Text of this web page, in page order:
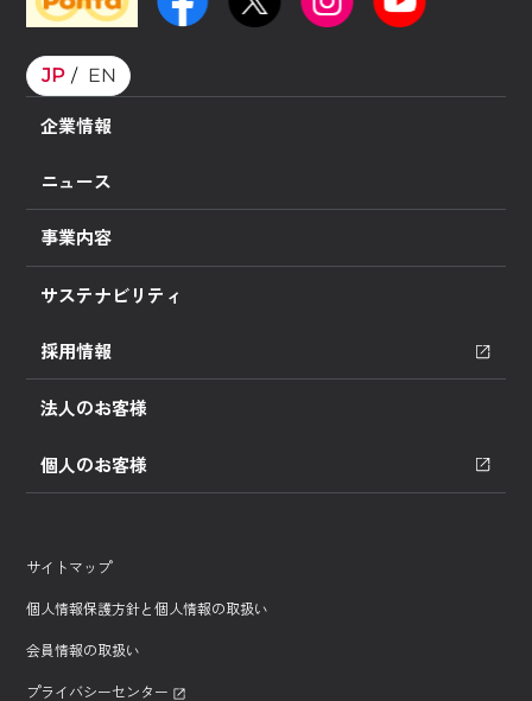
JP EN
企業情報
ニュース
事業内容
サステナビリティ
採用情報
法人のお客様
個人のお客様
サイトマップ
個人情報保護方針と個人情報の取扱い
会員情報の取扱い
プライバシーセンター